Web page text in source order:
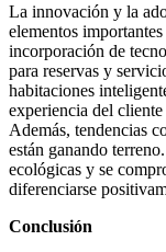
La innovación y la
elementos
incorporación de
para reservas y
habitaciones
experiencia del
Además, tendencias
están ganando
ecológicas y se
diferenciarse
Conclusión